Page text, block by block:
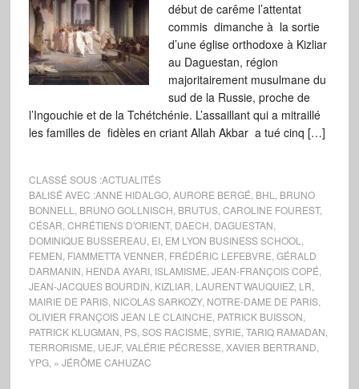
début de carême l’attentat
commis dimanche à la sortie
d’une église orthodoxe à Kizliar
au Daguestan, région
majoritairement musulmane du
sud de la Russie, proche de
l’Ingouchie et de la Tchétchénie. L’assaillant qui a mitraillé
les familles de fidèles en criant Allah Akbar a tué cinq […]
CLASSÉ SOUS :ACTUALITÉS
BALISÉ AVEC :ANNE HIDALGO, AURORE BERGÉ BHL
BRUNO
BONNELL
BRUNO GOLLNISCH BRUTUS, CAROLINE FOUREST,
CÉSAR CHRÉTIENS D'ORIENT, DAECH DAGUESTAN
DOMINIQUE BUSSEREAU EI, EM LYON BUSINESS SCHOOL
FEMEN FIAMMETTA VENNER FRÉDÉRIC LEFEBVRE GÉRALD
DARMANIN HENDA AYARI, ISLAMISME JEAN-FRANÇOIS COPÉ
JEAN-JACQUES BOURDIN KIZLIAR LAURENT WAUQUIEZ, LR
MAIRIE DE PARIS, NICOLAS SARKOZY, NOTRE-DAME DE PARIS,
OLIVIER FRANÇOIS JEAN LE CLAINCHE PATRICK BUISSON
PATRICK KLUGMAN PS, SOS RACISME SYRIE TARIQ RAMADAN
TERRORISME UEJF, VALÉRIE PÉCRESSE XAVIER BERTRAND
YPG, » JÉRÔME CAHUZAC